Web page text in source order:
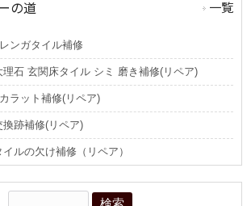
の道 一覧
ンガタイル補修
理石 玄関床タイル シミ 磨き補修(リペア)
ラット補修(リペア)
換跡補修(リペア)
ルの欠け補修（リペア）